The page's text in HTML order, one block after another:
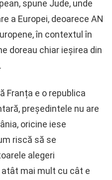
spune Jude, unde
a Europei, deoarece AN
în contextul în
doreau chiar ieșirea din
Franța e o republica
președintele nu are
oricine iese
riscă să se
alegeri
atât mai mult cu cât e